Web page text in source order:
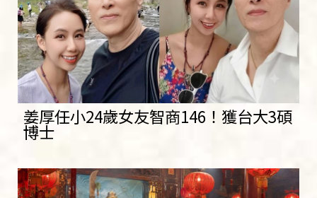
姜厚任小24歲女友智商146！獲台大3碩
博士